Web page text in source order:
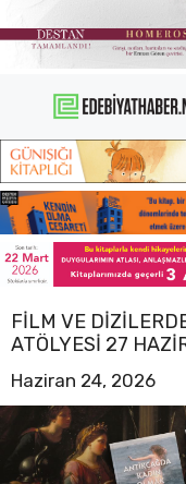
atla
FILM VE
ATÖLYESI 27
Haziran 24, 2026